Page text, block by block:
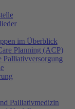
im Überblick
Planning (ACP)
Palliativversorgung
Palliativmedizin